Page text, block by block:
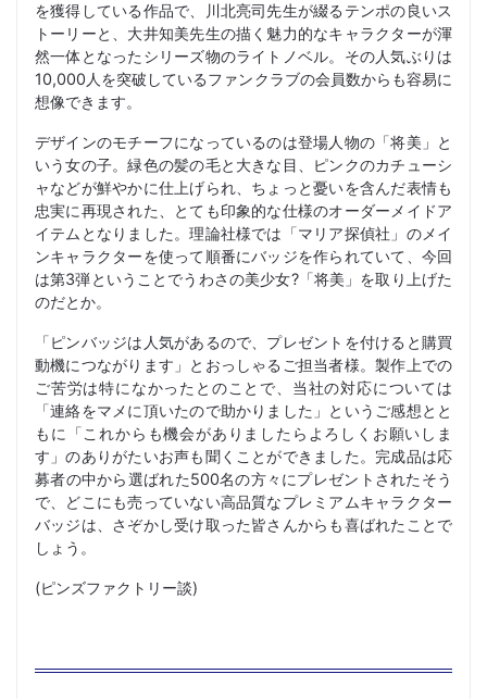
を獲得している作品で、川北亮司先生が綴るテンポの良いス
トーリーと、大井知美先生の描く魅力的なキャラクターが渾
然一体となったシリーズ物のライトノベル。その人気ぶりは
10,000人を突破しているファンクラブの会員数からも容易に
想像できます。
デザインのモチーフになっているのは登場人物の「将美」と
いう女の子。緑色の髪の毛と大きな目、ピンクのカチューシ
ャなどが鮮やかに仕上げられ、ちょっと憂いを含んだ表情も
忠実に再現された、とても印象的な仕様のオーダーメイドア
イテムとなりました。理論社様では「マリア探偵社」のメイ
ンキャラクターを使って順番にバッジを作られていて、今回
は第3弾ということでうわさの美少女?「将美」を取り上げた
のだとか。
「ピンバッジは人気があるので、プレゼントを付けると購買
動機につながります」とおっしゃるご担当者様。製作上での
ご苦労は特になかったとのことで、当社の対応については
「連絡をマメに頂いたので助かりました」というご感想とと
もに「これからも機会がありましたらよろしくお願いしま
す」のありがたいお声も聞くことができました。完成品は応
募者の中から選ばれた500名の方々にプレゼントされたそう
で、どこにも売っていない高品質なプレミアムキャラクター
バッジは、さぞかし受け取った皆さんからも喜ばれたことで
しょう。
(ピンズファクトリー談)